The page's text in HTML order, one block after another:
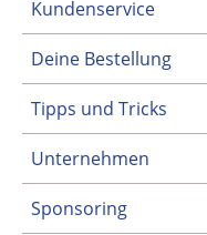
Kundenservice
Deine Bestellung
Tipps und Tricks
Unternehmen
Sponsoring